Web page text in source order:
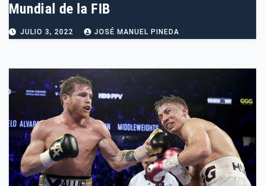
Mundial de la FIB
JULIO 3, 2022 JOSÉ MANUEL PINEDA